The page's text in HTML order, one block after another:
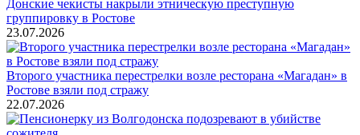
Донские чекисты накрыли этническую преступную
группировку в Ростове
23.07.2026
Второго участника перестрелки возле ресторана «Магадан» в
Ростове взяли под стражу
22.07.2026